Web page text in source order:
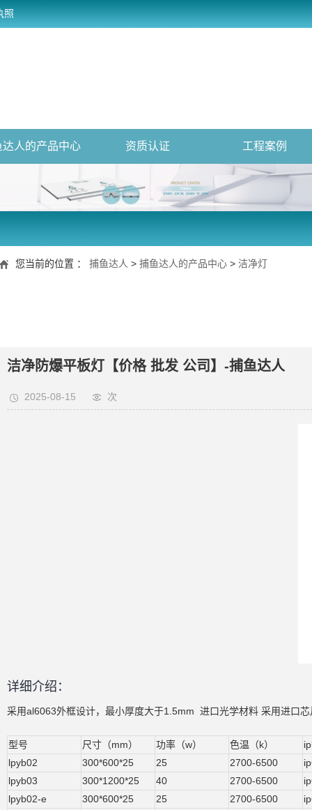
照
达人的产品中心 资质认证 工程案例
您当前的位置 ： 捕鱼达人 > 捕鱼达人的产品中心 > 洁净灯
洁净防爆平板灯【价格 批发 公司】-捕鱼达人
2025-08-15 次
详细介绍：
采用al6063外框设计，最小厚度大于1.5mm 进口光学材料 采用进口
型号 尺寸（mm） 功率（w） 色温（k） ip
lpyb02
300*600*25 25 2700-6500
lpyb03
300*1200*25 40 2700-6500
lpyb02-e
300*600*25 25 2700-6500